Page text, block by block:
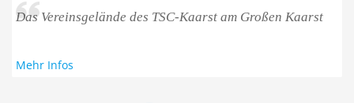
Das Vereinsgelände des TSC-Kaarst am Großen Kaarst
Mehr Infos